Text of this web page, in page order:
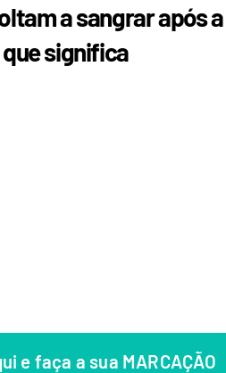
a sangrar após a
significa
e faça a sua MARCAÇÃO